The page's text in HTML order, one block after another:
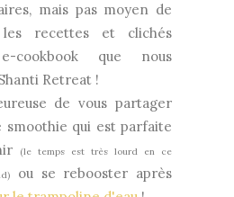
mais pas moyen de
recettes et clichés
cookbook que nous
Retreat !
de vous partager
qui est parfaite
(le temps est très lourd en ce
ou se rebooster après